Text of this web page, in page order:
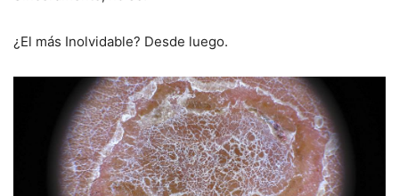
¿El más Inolvidable? Desde luego.